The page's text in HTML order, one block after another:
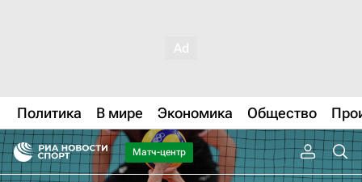
Политика В мире Экономика Общество
Матч-центр